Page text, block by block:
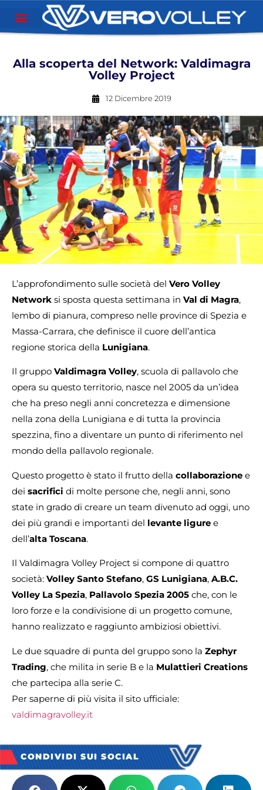
Alla scoperta del Network: Valdimagra
Volley Project
12 Dicembre 2019
L’approfondimento sulle società del Vero Volley
Network si sposta questa settimana in Val di Magra,
lembo di pianura, compreso nelle province di Spezia e
Massa-Carrara, che definisce il cuore dell’antica
regione storica della Lunigiana.
Il gruppo Valdimagra Volley, scuola di pallavolo che
opera su questo territorio, nasce nel 2005 da un’idea
che ha preso negli anni concretezza e dimensione
nella zona della Lunigiana e di tutta la provincia
spezzina, fino a diventare un punto di riferimento nel
mondo della pallavolo regionale.
Questo progetto è stato il frutto della collaborazione e
dei sacrifici di molte persone che, negli anni, sono
state in grado di creare un team divenuto ad oggi, uno
dei più grandi e importanti del levante ligure e
dell’alta Toscana.
Il Valdimagra Volley Project si compone di quattro
società: Volley Santo Stefano, GS Lunigiana, A.B.C.
Volley La Spezia, Pallavolo Spezia 2005 che, con le
loro forze e la condivisione di un progetto comune,
hanno realizzato e raggiunto ambiziosi obiettivi.
Le due squadre di punta del gruppo sono la Zephyr
Trading, che milita in serie B e la Mulattieri Creations
che partecipa alla serie C.
Per saperne di più visita il sito ufficiale:
valdimagravolley.it
CONDIVIDI SUI SOCIAL